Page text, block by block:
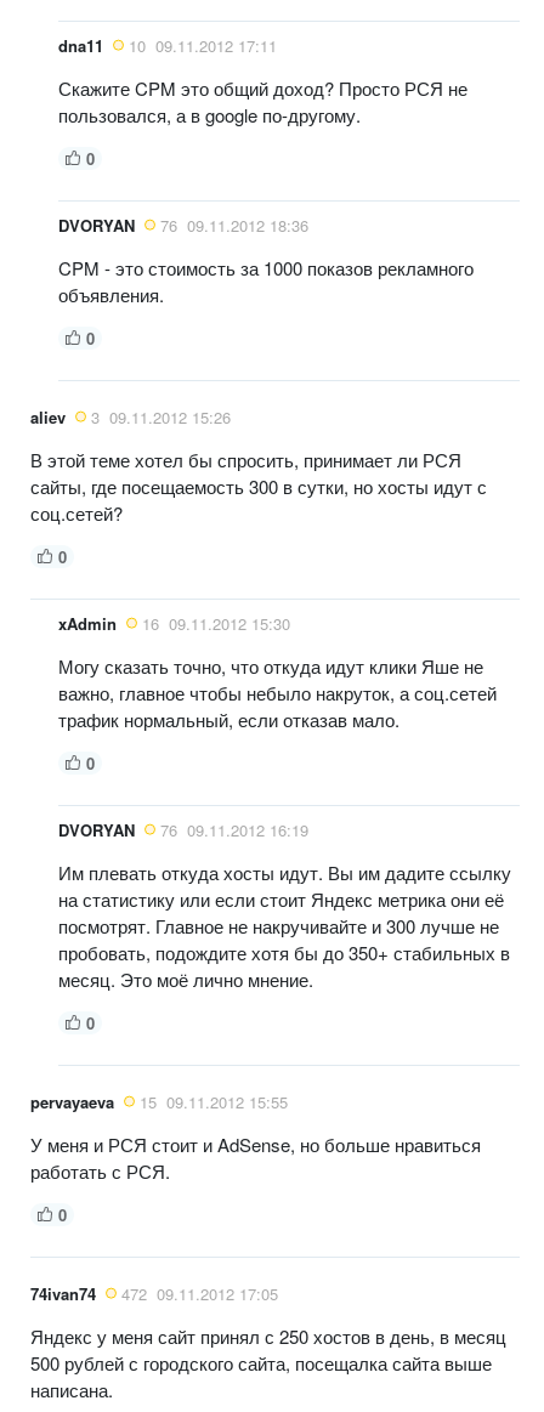
dna11 10 09.11.2012 17:11
Скажите CPM это общий доход? Просто РСЯ не
пользовался, а в google по-другому.
0
DVORYAN 76 09.11.2012 18:36
CPM - это стоимость за 1000 показов рекламного
объявления.
0
aliev 3 09.11.2012 15:26
В этой теме хотел бы спросить, принимает ли РСЯ
сайты, где посещаемость 300 в сутки, но хосты идут с
соц.сетей?
0
xAdmin 16 09.11.2012 15:30
Могу сказать точно, что откуда идут клики Яше не
важно, главное чтобы небыло накруток, а соц.сетей
трафик нормальный, если отказав мало.
0
DVORYAN 76 09.11.2012 16:19
Им плевать откуда хосты идут. Вы им дадите ссылку
на статистику или если стоит Яндекс метрика они её
посмотрят. Главное не накручивайте и 300 лучше не
пробовать, подождите хотя бы до 350+ стабильных в
месяц. Это моё лично мнение.
0
pervayaeva 15 09.11.2012 15:55
У меня и РСЯ стоит и AdSense, но больше нравиться
работать с РСЯ.
0
74ivan74 472 09.11.2012 17:05
Яндекс у меня сайт принял с 250 хостов в день, в месяц
500 рублей с городского сайта, посещалка сайта выше
написана.